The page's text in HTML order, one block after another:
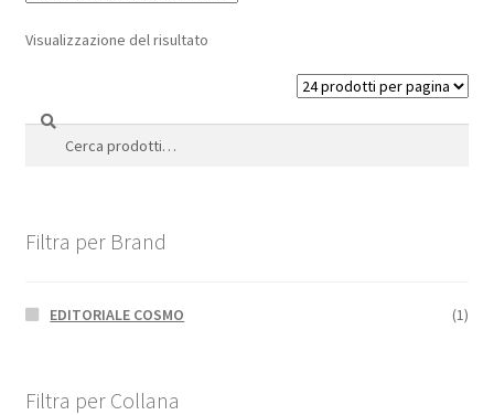
Visualizzazione del risultato
Cerca:
Cerca
Filtra per Brand
EDITORIALE COSMO (1)
Filtra per Collana